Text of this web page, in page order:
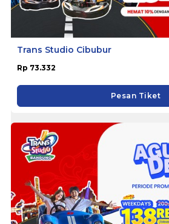
Trans Studio Cibubur
Rp 73.332
Pesan Tiket